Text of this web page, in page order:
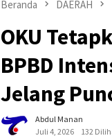
Beranda DAERAH
OKU
BPBD
Jelang
Abdul Manan
Juli 4, 2026
132